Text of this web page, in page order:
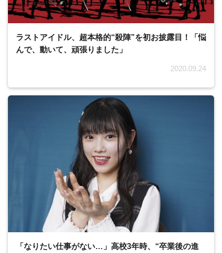
ラストアイドル、超本格的“殺陣”を初お披露目！「悩
んで、動いて、頑張りました」
2020.09.24
「なりたい仕事がない…」高校3年時、“卒業後の進